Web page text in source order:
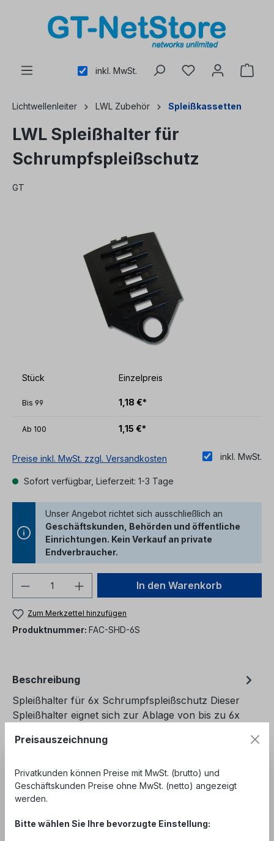
inkl. MwSt.
Lichtwellenleiter LWL Zubehör Spleißkassetten
LWL Spleißhalter für
Schrumpfspleißschutz
GT
Stück Einzelpreis
Bis 99 1,18 €*
Ab 100 1,15 €*
inkl. MwSt.
Preise inkl. MwSt. zzgl. Versandkosten
Sofort verfügbar, Lieferzeit: 1-3 Tage
Unser Angebot richtet sich ausschließlich an
Geschäftskunden, Behörden und öffentliche
Einrichtungen. Kein Verkauf an private
Endverbraucher.
Produkt Anzahl: Gib denIn den Warenkorb
Zum Merkzettel hinzufügen
Produktnummer: FAC-SHD-6S
Beschreibung
Spleißhalter für 6x Schrumpfspleißschutz Dieser
Spleißhalter eignet sich zur Ablage von bis zu 6x
Preisauszeichnung
Privatkunden können Preise mit MwSt. (brutto) und
Geschäftskunden Preise ohne MwSt. (netto) angezeigt
werden.
Bitte wählen Sie Ihre bevorzugte Einstellung: